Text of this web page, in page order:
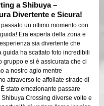
visiti Tokyo, specialmente a
amano l'avventura e vogliono
della città in un modo
a Shibuya –
Divertente e Sicura!
un ottimo momento con
Era esperta della zona e
sia divertente che
guida ha scattato foto incredibili
gruppo e si è assicurata che ci
a nostro agio mentre
attraverso le affollate strade di
stato emozionante passare
Crossing diverse volte e